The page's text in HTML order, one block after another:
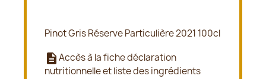
Pinot Gris Réserve Particulière 2021 100cl
descriptionAccès à la fiche déclaration
nutritionnelle et liste des ingrédients